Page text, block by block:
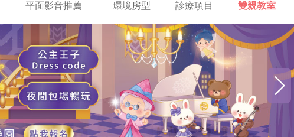
平面影音推薦 環境房型 診療項目 雙親教室